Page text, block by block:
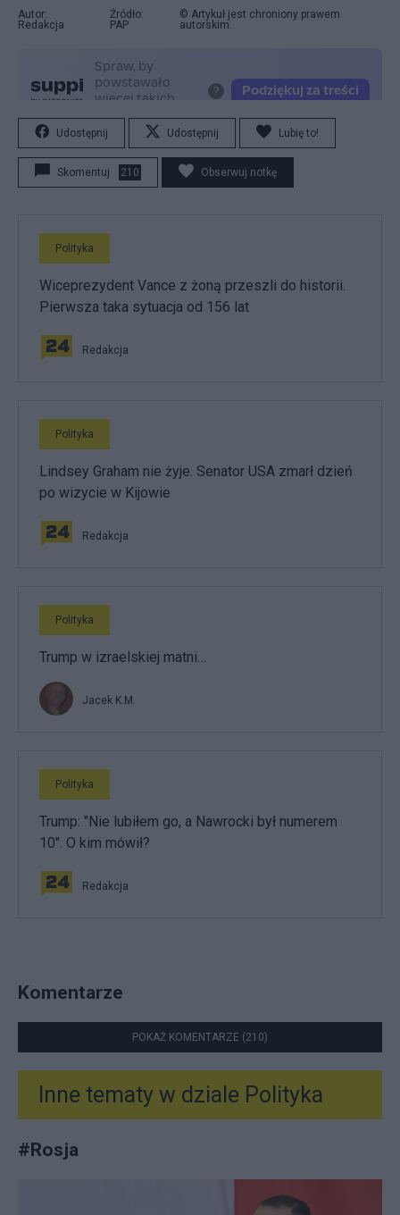
Autor:
Redakcja
Źródło:
PAP
© Artykuł jest chroniony prawem
autorskim.
Udostępnij Udostępnij Lubię to!
Skomentuj 210 Obserwuj notkę
Polityka
Wiceprezydent Vance z żoną przeszli do historii.
Pierwsza taka sytuacja od 156 lat
Redakcja
Polityka
Lindsey Graham nie żyje. Senator USA zmarł dzień
po wizycie w Kijowie
Redakcja
Polityka
Trump w izraelskiej matni…
Jacek K.M.
Polityka
Trump: "Nie lubiłem go, a Nawrocki był numerem
10". O kim mówił?
Redakcja
Komentarze
POKAŻ KOMENTARZE (210)
Inne tematy w dziale Polityka
#Rosja